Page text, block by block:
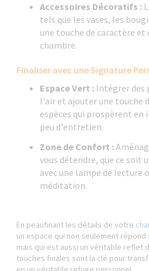
Accessoires Décoratifs :
tels que les vases, les
une touche de caractère
chambre.
Finaliser avec une Signature
Espace Vert : Intégrer des
l'air et ajouter une touche
espèces qui prospèrent
peu d'entretien.
Zone de Confort :
vous détendre, que ce
avec une lampe de lecture
méditation.
En peaufinant les détails de votre
un espace qui non seulement
mais qui est aussi un véritable reflet
touches finales sont la clé pour